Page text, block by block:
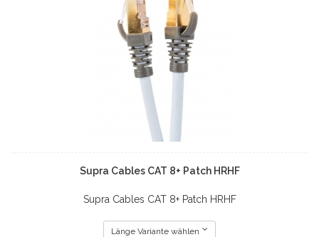
Supra Cables CAT 8+ Patch HRHF
Supra Cables CAT 8+ Patch HRHF
Länge Variante wählen